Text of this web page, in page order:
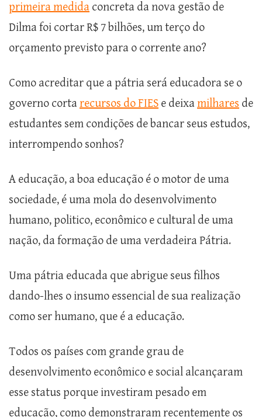
primeira medida concreta da nova gestão de
Dilma foi cortar R$ 7 bilhões, um terço do
orçamento previsto para o corrente ano?
Como acreditar que a pátria será educadora se o
governo cortarecursos do FIES e deixamilhares de
estudantes sem condições de bancar seus estudos,
interrompendo sonhos?
A educação, a boa educação é o motor de uma
sociedade, é uma mola do desenvolvimento
humano, politico, econômico e cultural de uma
nação, da formação de uma verdadeira Pátria.
Uma pátria educada que abrigue seus filhos
dando-lhes o insumo essencial de sua realização
como ser humano, que é a educação.
Todos os países com grande grau de
desenvolvimento econômico e social alcançaram
esse status porque investiram pesado em
educação, como demonstraram recentemente os